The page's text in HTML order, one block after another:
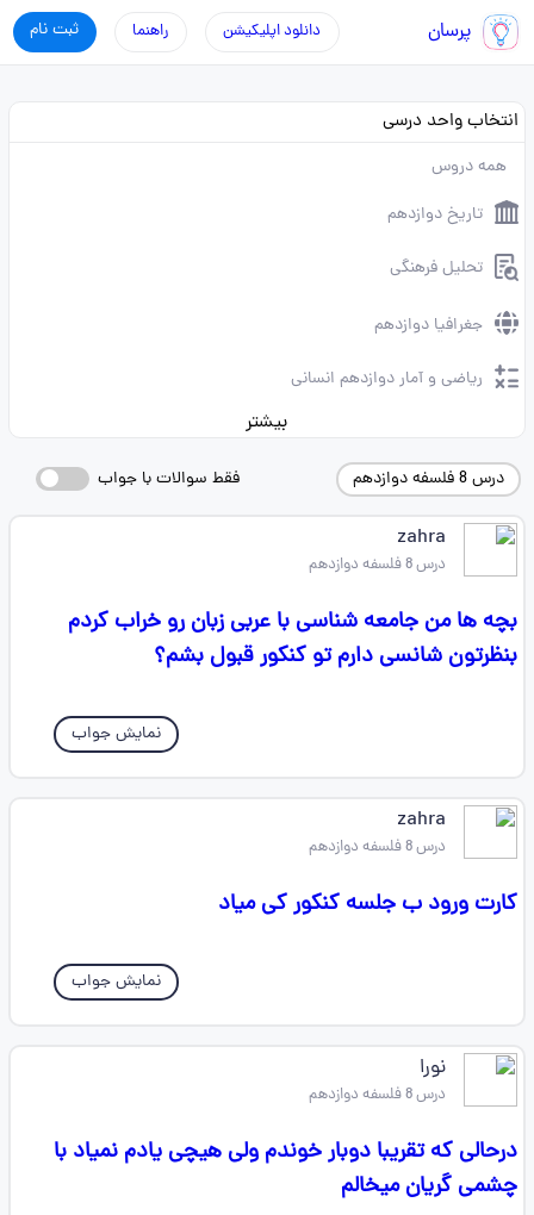
پرسان ثبت نام راهنما دانلود اپلیکیشن
انتخاب واحد درسی
همه دروس
تاریخ دوازدهم
تحلیل فرهنگی
جغرافیا دوازدهم
ریاضی و آمار دوازدهم انسانی
بیشتر
درس 8 فلسفه دوازدهم فقط سوالات با جواب
zahra
درس 8 فلسفه دوازدهم
بچه ها من جامعه شناسی با عربی زبان رو خراب کردم
بنظرتون شانسی دارم تو کنکور قبول بشم؟
نمایش جواب
zahra
درس 8 فلسفه دوازدهم
کارت ورود ب جلسه کنکور کی میاد
نمایش جواب
نورا
درس 8 فلسفه دوازدهم
درحالی که تقریبا دوبار خوندم ولی هیچی یادم نمیاد با
چشمی گریان میخالم